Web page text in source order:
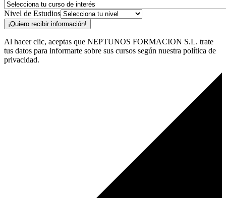
Nivel de Estudios
¡Quiero recibir información!
Al hacer clic, aceptas que NEPTUNOS FORMACION S.L. trate
tus datos para informarte sobre sus cursos según nuestra política de
privacidad.